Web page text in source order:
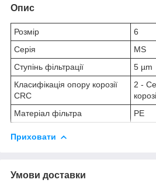
Опис
Розмір
6
Серія
MS
Ступінь фільтрації
5 µm
Класифікація опору корозії
CRC
2 -
Матеріал фільтра
PE
Приховати
Умови доставки